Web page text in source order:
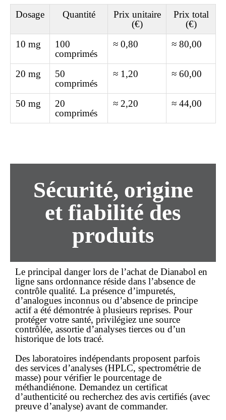
Dosage
Quantité
Prix unitaire
(€)
Prix total
(€)
10 mg
100
comprimés
≈ 0,80 ≈ 80,00
20 mg
50
comprimés
≈ 1,20 ≈ 60,00
50 mg
20
comprimés
≈ 2,20 ≈ 44,00
Sécurité, origine
et fiabilité des
produits
Le principal danger lors de l’achat de Dianabol en
ligne sans ordonnance réside dans l’absence de
contrôle qualité. La présence d’impuretés,
d’analogues inconnus ou d’absence de principe
actif a été démontrée à plusieurs reprises. Pour
protéger votre santé, privilégiez une source
contrôlée, assortie d’analyses tierces ou d’un
historique de lots tracé.
Des laboratoires indépendants proposent parfois
des services d’analyses (HPLC, spectrométrie de
masse) pour vérifier le pourcentage de
méthandiénone. Demandez un certificat
d’authenticité ou recherchez des avis certifiés (avec
preuve d’analyse) avant de commander.